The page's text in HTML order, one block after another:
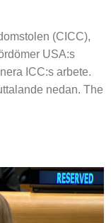
(CICC),
USA:s
ICC:s arbete.
nedan. The